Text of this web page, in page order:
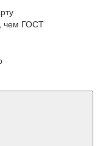
чем ГОСТ